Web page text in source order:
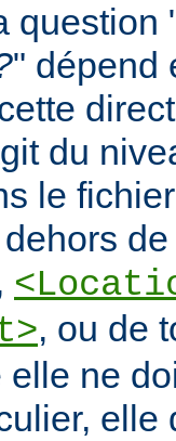
question
" dépend
du
le
, ou de
ne
elle